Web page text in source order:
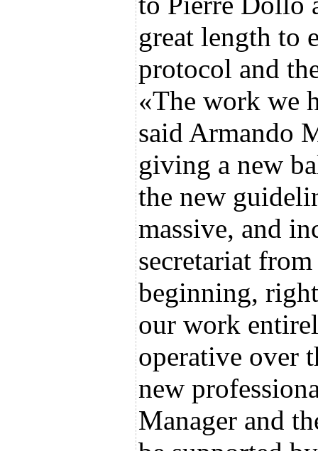
great length to
protocol and
«The work we
said Armando
giving a new
the new
massive, and
secretariat
beginning,
our work
operative over
new
Manager and